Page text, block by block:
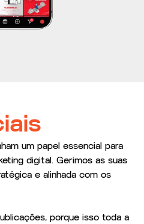
um papel essencial para
digital. Gerimos as suas
e alinhada com os
porque isso toda a